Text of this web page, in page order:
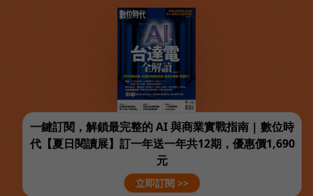
一鍵訂閱，解鎖最完整的 AI 與商業實戰指南 | 數位時
代【夏日閱讀展】訂一年送一年共12期，優惠價1,690
元
立即訂閱 >>